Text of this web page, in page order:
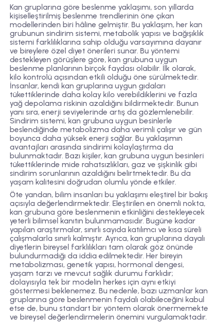
Kan gruplarına göre beslenme yaklaşımı, son yıllarda
kişiselleştirilmiş beslenme trendlerinin öne çıkan
modellerinden biri hâline gelmiştir. Bu yaklaşım, her kan
grubunun sindirim sistemi, metabolik yapısı ve bağışıklık
sistemi farklılıklarına sahip olduğu varsayımına dayanır
ve bireylere özel diyet önerileri sunar. Bu yöntemi
destekleyen görüşlere göre, kan grubuna uygun
beslenme planlarının birçok faydası olabilir. İlk olarak,
kilo kontrolü açısından etkili olduğu öne sürülmektedir.
İnsanlar, kendi kan gruplarına uygun gıdaları
tükettiklerinde daha kolay kilo verebildiklerini ve fazla
yağ depolama riskinin azaldığını bildirmektedir. Bunun
yanı sıra, enerji seviyelerinde artış da gözlemlenebilir.
Sindirim sistemi, kan grubuna uygun besinlerle
beslendiğinde metabolizma daha verimli çalışır ve gün
boyunca daha yüksek enerji sağlar. Bu yaklaşımın
avantajları arasında sindirimi kolaylaştırma da
bulunmaktadır. Bazı kişiler, kan grubuna uygun besinleri
tükettiklerinde mide rahatsızlıkları, gaz ve şişkinlik gibi
sindirim sorunlarının azaldığını belirtmektedir. Bu da
yaşam kalitesini doğrudan olumlu yönde etkiler.
Öte yandan, bilim insanları bu yaklaşımı eleştirel bir bakış
açısıyla değerlendirmektedir. Eleştirilen en önemli nokta,
kan grubuna göre beslenmenin etkinliğini destekleyecek
yeterli bilimsel kanıtın bulunmamasıdır. Bugüne kadar
yapılan araştırmalar, sınırlı sayıda katılımcı ve kısa süreli
çalışmalarla sınırlı kalmıştır. Ayrıca, kan gruplarına dayalı
diyetlerin bireysel farklılıkları tam olarak göz önünde
bulundurmadığı da iddia edilmektedir. Her bireyin
metabolizması, genetik yapısı, hormonal dengesi,
yaşam tarzı ve mevcut sağlık durumu farklıdır;
dolayısıyla tek bir modelin herkes için aynı etkiyi
göstermesi beklenemez. Bu nedenle, bazı uzmanlar kan
gruplarına göre beslenmenin faydalı olabileceğini kabul
etse de, bunu standart bir yöntem olarak önermemekte
ve bireysel değerlendirmelerin önemini vurgulamaktadır.